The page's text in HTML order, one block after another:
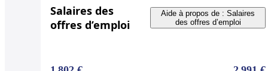
Salaires des
offres d’emploi
Aide à propos de : Salaires
des offres d’emploi